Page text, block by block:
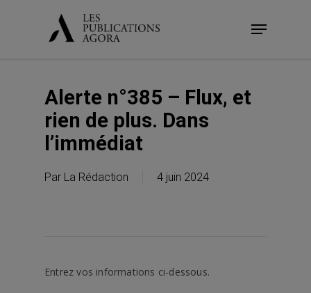
Menu
Alerte n°385 – Flux, et
rien de plus. Dans
l’immédiat
Par La Rédaction 4 juin 2024
Entrez vos informations ci-dessous.